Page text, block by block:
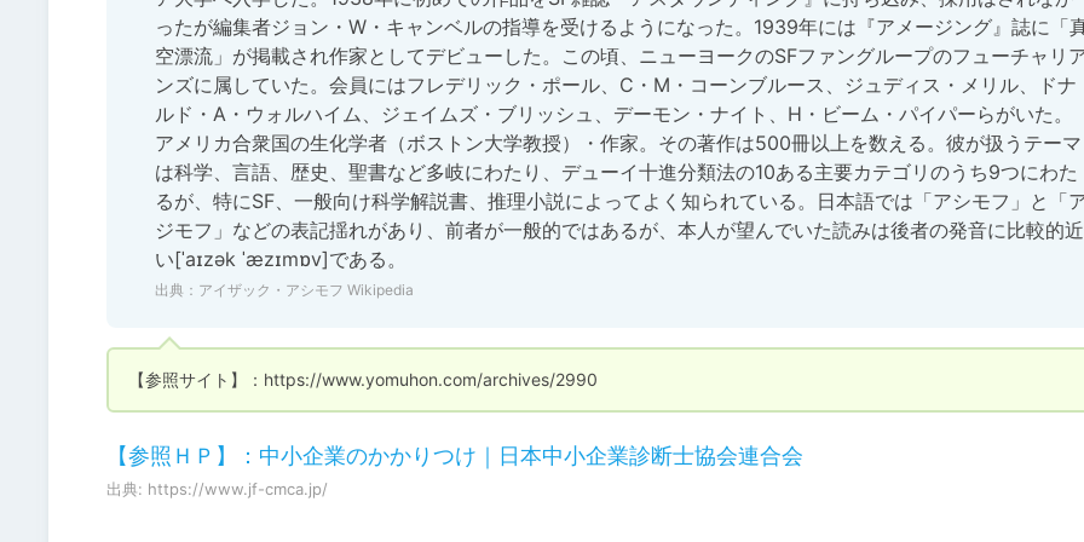
ったが編集者ジョン・W・キャンベルの指導を受けるようになった。1939年には『アメージング』誌に「
空漂流」が掲載され作家としてデビューした。この頃、ニューヨークのSFファングループのフューチャリ
ンズに属していた。会員にはフレデリック・ポール、C・M・コーンブルース、ジュディス・メリル、ドナ
ルド・A・ウォルハイム、ジェイムズ・ブリッシュ、デーモン・ナイト、H・ビーム・パイパーらがいた。
アメリカ合衆国の生化学者（ボストン大学教授）・作家。その著作は500冊以上を数える。彼が扱うテーマ
は科学、言語、歴史、聖書など多岐にわたり、デューイ十進分類法の10ある主要カテゴリのうち9つにわた
るが、特にSF、一般向け科学解説書、推理小説によってよく知られている。日本語では「アシモフ」と「
ジモフ」などの表記揺れがあり、前者が一般的ではあるが、本人が望んでいた読みは後者の発音に比較的近
い[ˈaɪzək ˈæzɪmɒv]である。
出典： アイザック・アシモフ Wikipedia
【参照サイト】：https://www.yomuhon.com/archives/2990
【参照ＨＰ】：中小企業のかかりつけ｜日本中小企業診断士協会連合会
出典: https://www.jf-cmca.jp/